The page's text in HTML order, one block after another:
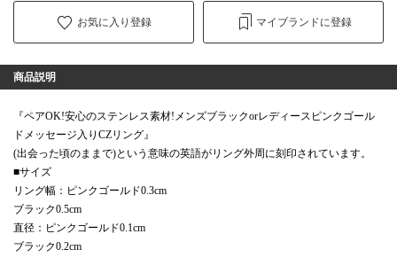
お気に入り登録 マイブランドに登録
商品説明
『ペアOK!安心のステンレス素材!メンズブラックorレディースピンクゴール
ドメッセージ入りCZリング』
(出会った頃のままで)という意味の英語がリング外周に刻印されています。
■サイズ
リング幅：ピンクゴールド0.3cm
ブラック0.5cm
直径：ピンクゴールド0.1cm
ブラック0.2cm